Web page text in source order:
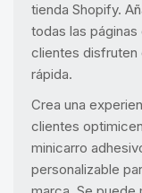
tienda Shopify.
todas las
clientes disfruten
rápida.
Crea una
clientes
minicarro
personalizable